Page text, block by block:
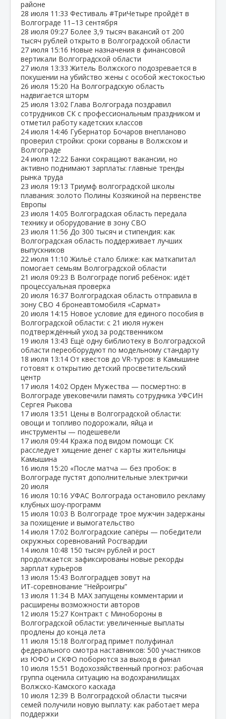
районе
28 июля 11:33 Фестиваль #ТриЧетыре пройдёт в
Волгограде 11–13 сентября
28 июля 09:27 Более 3,9 тысяч вакансий от 200
тысяч рублей открыто в Волгоградской области
27 июля 15:16 Новые назначения в финансовой
вертикали Волгоградской области
27 июля 13:33 Житель Волжского подозревается в
покушении на убийство жены с особой жестокостью
26 июля 15:20 На Волгоградскую область
надвигается шторм
25 июля 13:02 Глава Волгограда поздравил
сотрудников СК с профессиональным праздником и
отметил работу кадетских классов
24 июля 14:46 Губернатор Бочаров внепланово
проверил стройки: сроки сорваны в Волжском и
Волгограде
24 июля 12:22 Банки сокращают вакансии, но
активно поднимают зарплаты: главные тренды
рынка труда
23 июля 19:13 Триумф волгоградской школы
плавания: золото Полины Козякиной на первенстве
Европы
23 июля 14:05 Волгоградская область передала
технику и оборудование в зону СВО
23 июля 11:56 До 300 тысяч и стипендия: как
Волгоградская область поддерживает лучших
выпускников
22 июля 11:10 Жильё стало ближе: как маткапитал
помогает семьям Волгоградской области
21 июля 09:23 В Волгограде погиб ребёнок: идёт
процессуальная проверка
20 июля 16:37 Волгоградская область отправила в
зону СВО 4 бронеавтомобиля «Сармат»
20 июля 14:15 Новое условие для единого пособия в
Волгоградской области: с 21 июля нужен
подтверждённый уход за родственником
19 июля 13:43 Ещё одну библиотеку в Волгоградской
области переоборудуют по модельному стандарту
18 июля 13:14 От квестов до VR‑туров: в Камышине
готовят к открытию детский просветительский
центр
17 июля 14:02 Орден Мужества — посмертно: в
Волгограде увековечили память сотрудника УФСИН
Сергея Рыкова
17 июля 13:51 Цены в Волгоградской области:
овощи и топливо подорожали, яйца и
инструменты — подешевели
17 июля 09:44 Кража под видом помощи: СК
расследует хищение денег с карты жительницы
Камышина
16 июля 15:20 «После матча — без пробок: в
Волгограде пустят дополнительные электрички
20 июля
16 июля 10:16 УФАС Волгограда остановило рекламу
клубных шоу‑программ
15 июля 10:03 В Волгограде трое мужчин задержаны
за похищение и вымогательство
14 июля 17:02 Волгоградские сапёры — победители
окружных соревнований Росгвардии
14 июля 10:48 150 тысяч рублей и рост
продолжается: зафиксированы новые рекорды
зарплат курьеров
13 июля 15:43 Волгоградцев зовут на
ИТ‑соревнование “Нейроигры”
13 июля 11:34 В МАХ запущены комментарии и
расширены возможности авторов
12 июля 15:27 Контракт с Минобороны в
Волгоградской области: увеличенные выплаты
продлены до конца лета
11 июля 15:18 Волгоград примет полуфинал
федерального смотра наставников: 500 участников
из ЮФО и СКФО поборются за выход в финал
10 июля 15:51 Водохозяйственный прогноз: рабочая
группа оценила ситуацию на водохранилищах
Волжско‑Камского каскада
10 июля 12:39 В Волгоградской области тысячи
семей получили новую выплату: как работает мера
поддержки